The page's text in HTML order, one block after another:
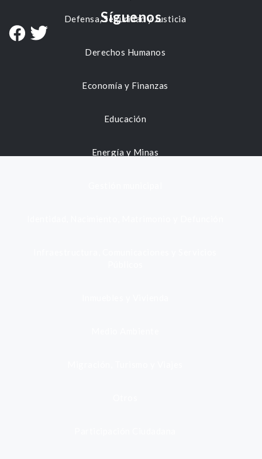
Defensa, Seguridad y Justicia
Derechos Humanos
Economía y Finanzas
Educación
Energía y Minas
Síguenos